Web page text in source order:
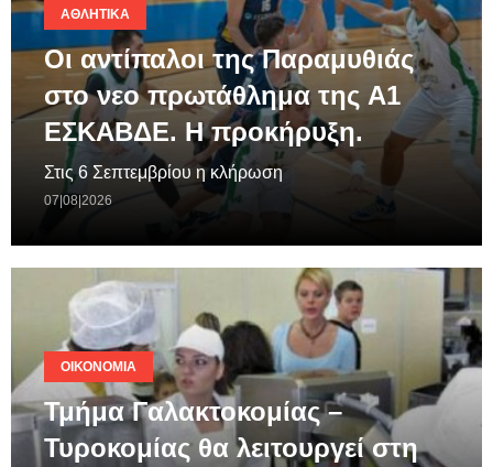
ΑΘΛΗΤΙΚΆ
Οι αντίπαλοι της Παραμυθιάς
στο νεο πρωτάθλημα της A1
ΕΣΚΑΒΔΕ. Η προκήρυξη.
Στις 6 Σεπτεμβρίου η κλήρωση
07|08|2026
ΟΙΚΟΝΟΜΊΑ
Τμήμα Γαλακτοκομίας –
Τυροκομίας θα λειτουργεί στη